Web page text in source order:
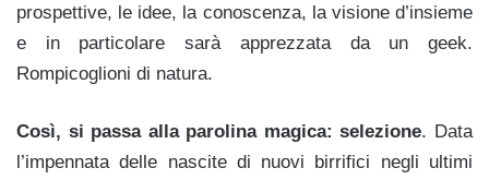
prospettive, le idee, la conoscenza, la visione d’insieme
e in particolare sarà apprezzata da un geek.
Rompicoglioni di natura.
Così, si passa alla parolina magica: selezione. Data
l’impennata delle nascite di nuovi birrifici negli ultimi